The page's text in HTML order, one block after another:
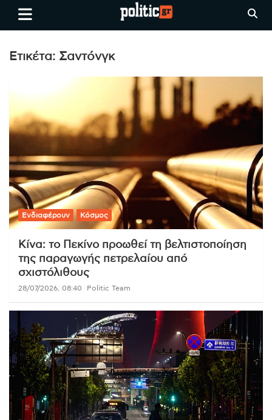
Skip
Ειδήσεις απο τη
Θεσσαλονίκη, την Ελλάδα και
όλο τον Κόσμο
politic.gr
Ετικέτα: Σαντόνγκ
Ενδιαφέρουν Κόσμος
Κίνα: το Πεκίνο προωθεί τη βελτιστοποίηση
της παραγωγής πετρελαίου από
σχιστόλιθους
28/07/2026, 08:40 Politic Team